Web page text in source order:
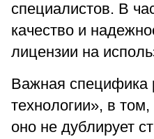
специалистов. В
качество и
лицензии на
Важная специфика
технологии», в
оно не дублирует